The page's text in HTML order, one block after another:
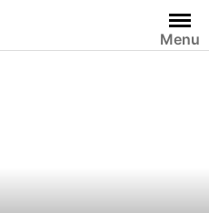
Menu